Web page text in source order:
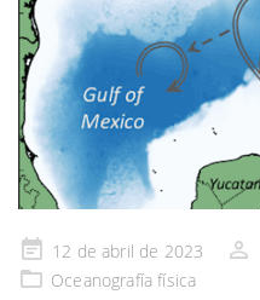
Publicado
en
12 de abril de 2023
Oceanografía física